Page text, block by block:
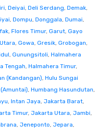
, Deiyai, Deli Serdang, Demak,
, Dompu, Donggala, Dumai,
, Flores Timur, Garut, Gayo
, Gowa, Gresik, Grobogan,
, Gunungsitoli, Halmahera
Tengah, Halmahera Timur,
(Kandangan), Hulu Sungai
, Humbang Hasundutan,
, Intan Jaya, Jakarta Barat,
Timur, Jakarta Utara, Jambi,
, Jeneponto, Jepara,